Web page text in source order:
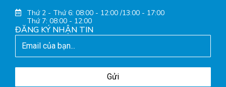
Thứ 2 - Thứ 6: 08:00 - 12:00 /13:00 - 17:00
Thứ 7: 08:00 - 12:00
ĐĂNG KÝ NHẬN TIN
Gửi